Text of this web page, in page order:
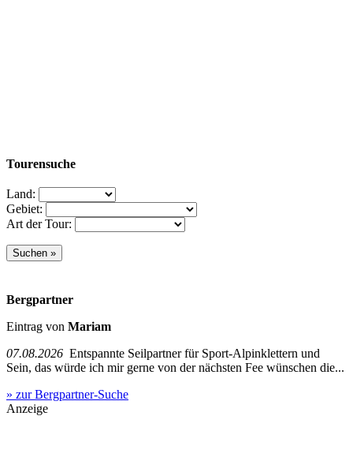
Tourensuche
Land:
Gebiet:
Art der Tour:
Bergpartner
Eintrag von Mariam
07.08.2026 Entspannte Seilpartner für Sport-Alpinklettern und
Sein, das würde ich mir gerne von der nächsten Fee wünschen die...
» zur Bergpartner-Suche
Anzeige